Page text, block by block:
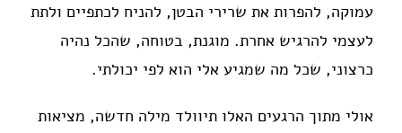
עמוקה, להפרות את שרירי הבטן, להניח לכתפיים ולתת
לעצמי להרגיש אחרת. מוגנת, בטוחה, שהכל נהיה
כרצוני, שכל מה שמגיע אלי הוא לפי יכולתי.
אולי מתוך הרגעים האלו תיוולד מילה חדשה, מציאות